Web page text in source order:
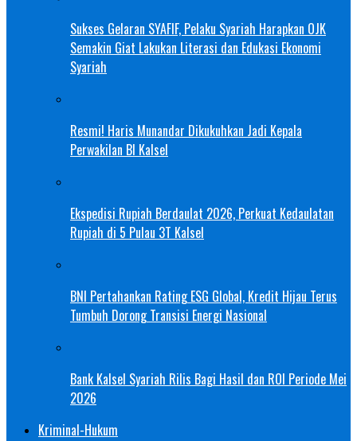
Sukses Gelaran SYAFIF, Pelaku Syariah Harapkan OJK
Semakin Giat Lakukan Literasi dan Edukasi Ekonomi
Syariah
Resmi! Haris Munandar Dikukuhkan Jadi Kepala
Perwakilan BI Kalsel
Ekspedisi Rupiah Berdaulat 2026, Perkuat Kedaulatan
Rupiah di 5 Pulau 3T Kalsel
BNI Pertahankan Rating ESG Global, Kredit Hijau Terus
Tumbuh Dorong Transisi Energi Nasional
Bank Kalsel Syariah Rilis Bagi Hasil dan ROI Periode Mei
2026
Kriminal-Hukum